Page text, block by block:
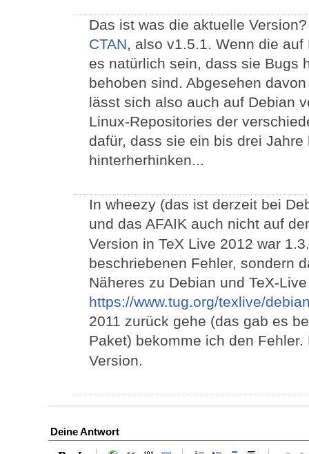
Das ist was die aktuelle
CTAN, also v1.5.1. Wenn die
es natürlich sein, dass sie Bugs
behoben sind. Abgesehen
lässt sich also auch auf Debian
Linux-Repositories der
dafür, dass sie ein bis drei
hinterherhinken...
In wheezy (das ist derzeit bei
und das AFAIK auch nicht auf
Version in TeX Live 2012 war
beschriebenen Fehler, sondern
Näheres zu Debian und TeX-
https://www.tug.org/texlive/
2011 zurück gehe (das gab es
Paket) bekomme ich den
Version.
Deine Antwort